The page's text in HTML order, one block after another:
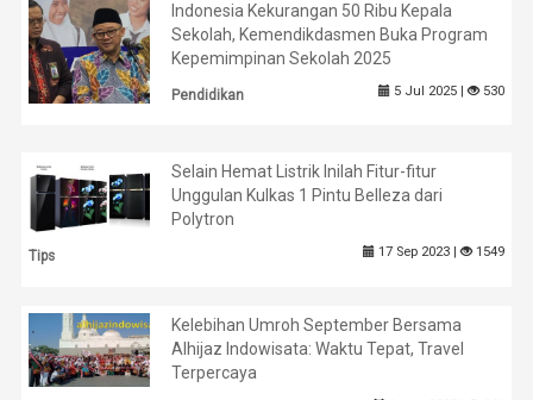
Indonesia Kekurangan 50 Ribu Kepala
Sekolah, Kemendikdasmen Buka Program
Kepemimpinan Sekolah 2025
Pendidikan 5 Jul 2025 | 530
Selain Hemat Listrik Inilah Fitur-fitur
Unggulan Kulkas 1 Pintu Belleza dari
Polytron
Tips 17 Sep 2023 | 1549
Kelebihan Umroh September Bersama
Alhijaz Indowisata: Waktu Tepat, Travel
Terpercaya